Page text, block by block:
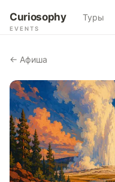
Curiosophy
EVENTS
Туры
← Афиша